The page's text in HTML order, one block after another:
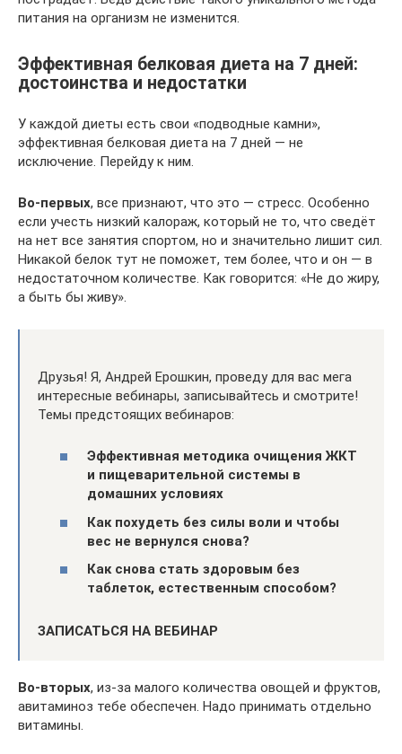
питания на организм не изменится.
Эффективная белковая диета на 7 дней:
достоинства и недостатки
У каждой диеты есть свои «подводные камни»,
эффективная белковая диета на 7 дней — не
исключение. Перейду к ним.
Во-первых, все признают, что это — стресс. Особенно
если учесть низкий калораж, который не то, что сведёт
на нет все занятия спортом, но и значительно лишит сил.
Никакой белок тут не поможет, тем более, что и он — в
недостаточном количестве. Как говорится: «Не до жиру,
а быть бы живу».
Друзья! Я, Андрей Ерошкин, проведу для вас мега
интересные вебинары, записывайтесь и смотрите!
Темы предстоящих вебинаров:
Эффективная методика очищения ЖКТ
и пищеварительной системы в
домашних условиях
Как похудеть без силы воли и чтобы
вес не вернулся снова?
Как снова стать здоровым без
таблеток, естественным способом?
ЗАПИСАТЬСЯ НА ВЕБИНАР
Во-вторых, из-за малого количества овощей и фруктов,
авитаминоз тебе обеспечен. Надо принимать отдельно
витамины.